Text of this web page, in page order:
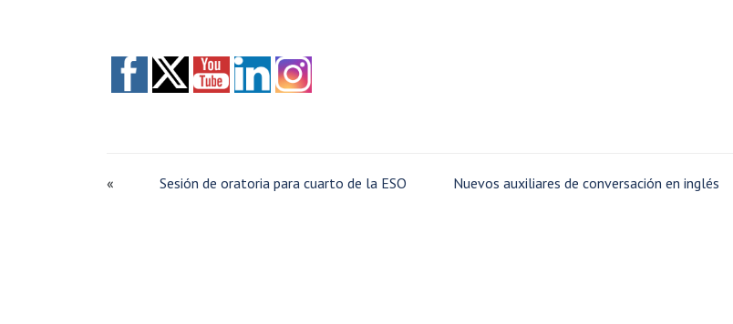
« Sesión de oratoria para cuarto de la ESO Nuevos auxiliares de conversación en inglés